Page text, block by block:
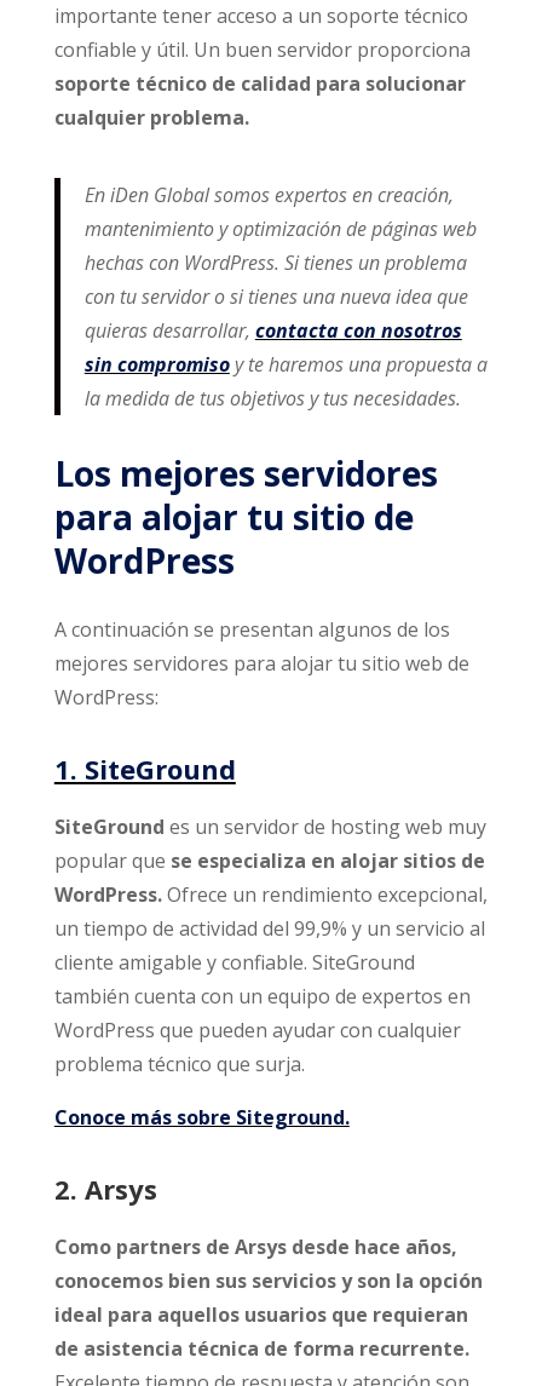
importante tener acceso a un soporte técnico
confiable y útil. Un buen servidor proporciona
soporte técnico de calidad para solucionar
cualquier problema.
En iDen Global somos expertos en creación,
mantenimiento y optimización de páginas web
hechas con WordPress. Si tienes un problema
con tu servidor o si tienes una nueva idea que
quieras desarrollar, contacta con nosotros
sin compromisoy te haremos una propuesta a
la medida de tus objetivos y tus necesidades.
Los mejores servidores
para alojar tu sitio de
WordPress
A continuación se presentan algunos de los
mejores servidores para alojar tu sitio web de
WordPress:
1. SiteGround
SiteGround es un servidor de hosting web muy
popular que se especializa en alojar sitios de
WordPress.Ofrece un rendimiento excepcional,
un tiempo de actividad del 99,9% y un servicio al
cliente amigable y confiable. SiteGround
también cuenta con un equipo de expertos en
WordPress que pueden ayudar con cualquier
problema técnico que surja.
Conoce más sobre Siteground.
2. Arsys
Como partners de Arsys desde hace años,
conocemos bien sus servicios y son la opción
ideal para aquellos usuarios que requieran
de asistencia técnica de forma recurrente.